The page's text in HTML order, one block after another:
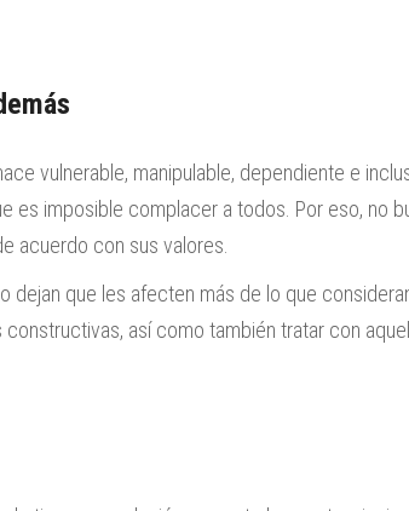
vulnerable, manipulable, dependiente e
es imposible complacer a todos. Por eso, no
acuerdo con sus valores.
dejan que les afecten más de lo que
así como también tratar con